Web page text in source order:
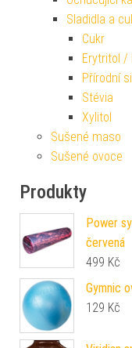
Sladidla a
Cukr
Erytritol /
Přírodní
Stévia
Xylitol
Sušené maso
Sušené ovoce
Produkty
Power
červená
499 Kč
Gymnic
129 Kč